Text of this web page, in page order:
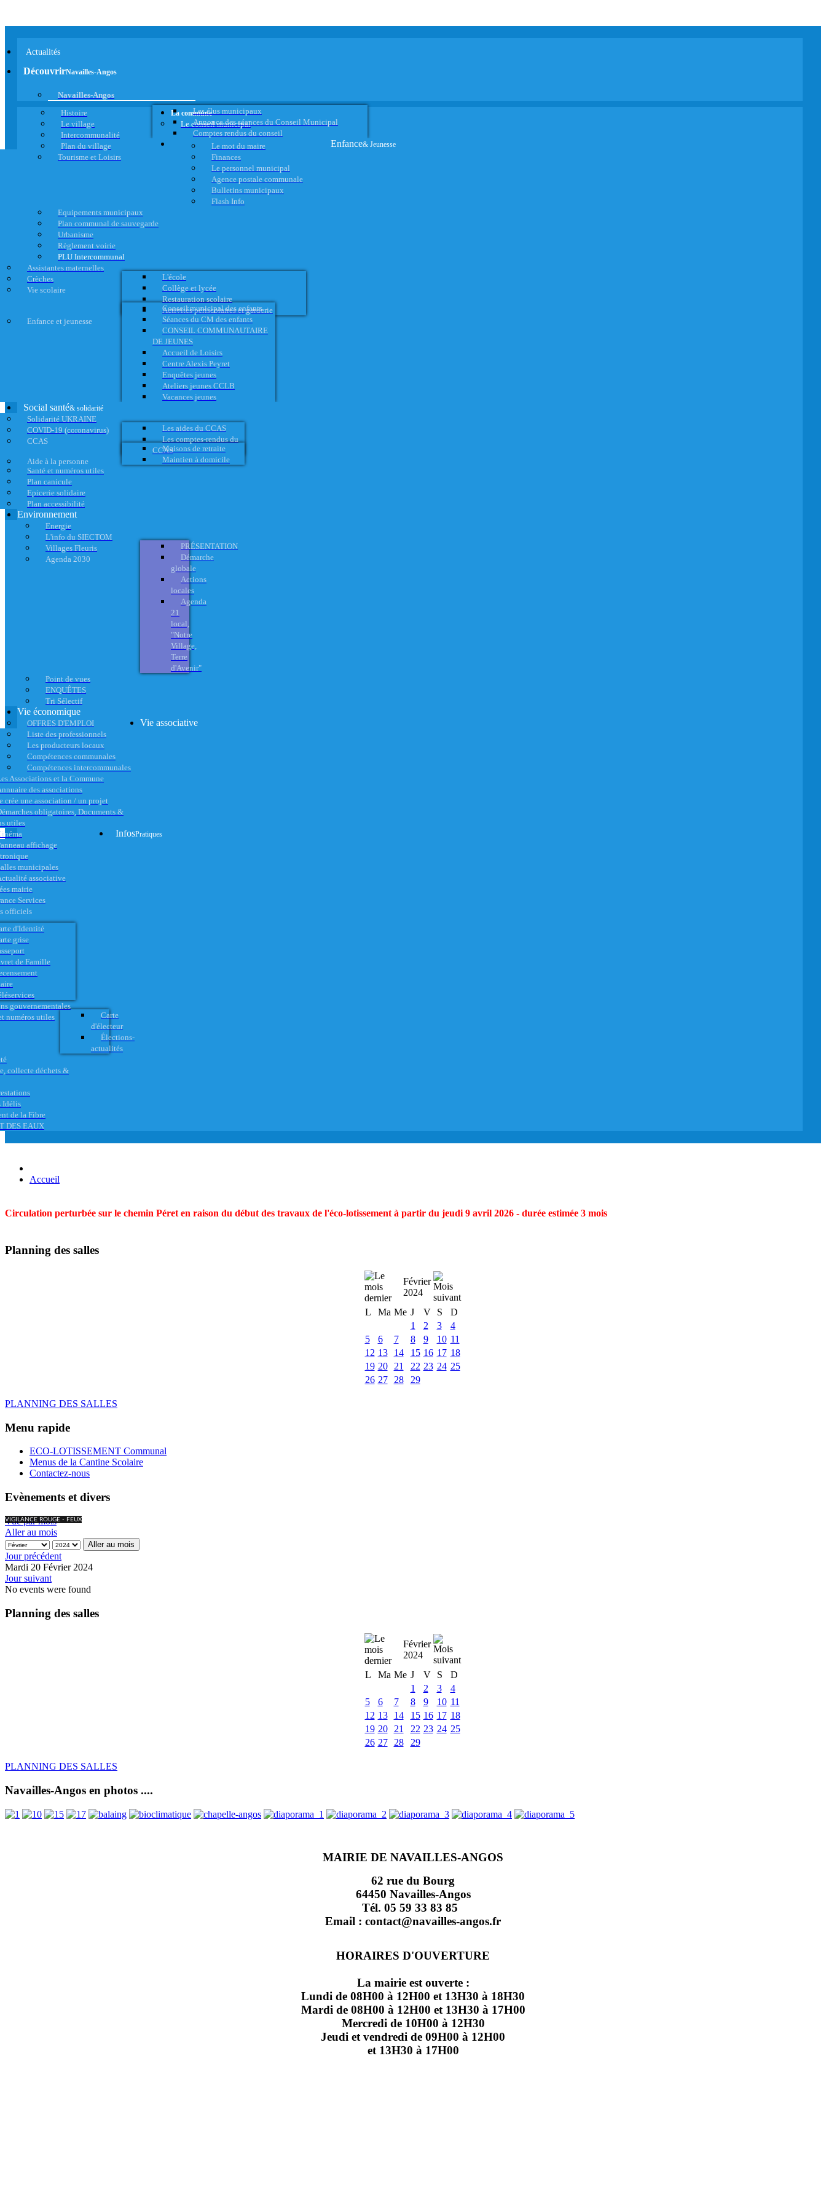
Actualités
DécouvrirNavailles-Angos
Navailles-Angos
Histoire
Le village
Intercommunalité
Plan du village
Tourisme et Loisirs
La commune
Le conseil municipal
Les élus municipaux
Annonce des séances du Conseil Municipal
Comptes rendus du conseil
Le mot du maire
Finances
Le personnel municipal
Agence postale communale
Bulletins municipaux
Flash Info
Equipements municipaux
Plan communal de sauvegarde
Urbanisme
Règlement voirie
PLU Intercommunal
Enfance& Jeunesse
Assistantes maternelles
Crèches
Vie scolaire
L'école
Collège et lycée
Restauration scolaire
Activités périscolaires et garderie
Enfance et jeunesse
Conseil municipal des enfants
Séances du CM des enfants
CONSEIL COMMUNAUTAIRE
DE JEUNES
Accueil de Loisirs
Centre Alexis Peyret
Enquêtes jeunes
Ateliers jeunes CCLB
Vacances jeunes
Social santé& solidarité
Solidarité UKRAINE
COVID-19 (coronavirus)
CCAS
Les aides du CCAS
Les comptes-rendus du
CCAS
Aide à la personne
Maisons de retraite
Maintien à domicile
Santé et numéros utiles
Plan canicule
Epicerie solidaire
Plan accessibilité
Environnement
Energie
L'info du SIECTOM
Villages Fleuris
Agenda 2030
PRÉSENTATION
Démarche
globale
Actions
locales
Agenda
21
local,
"Notre
Village,
Terre
d'Avenir"
Point de vues
ENQUÊTES
Tri Sélectif
Vie économique
OFFRES D'EMPLOI
Liste des professionnels
Les producteurs locaux
Compétences communales
Compétences intercommunales
Vie associative
Associations et la Commune
des associations
crée une association / un projet
obligatoires, Documents &
utiles
affichage
municipales
associative
InfosPratiques
mairie
Services
officiels
d'Identité
grise
de Famille
gouvernementales
numéros utiles
Carte
d'électeur
Élections-
actualités
collecte déchets &
Idélis
de la Fibre
DES EAUX
Accueil
Circulation perturbée sur le chemin Péret en raison du début des travaux de l'éco-lotissement à partir du jeudi 9 avril 2026 - durée estimée 3 mois
Planning des salles
Février
2024
L
Ma Me J V S
D
1
2 3
4
5
6 7 8 9 10 11
12 13 14 15 16 17 18
19 20 21 22 23 24 25
26 27 28 29
PLANNING DES SALLES
Menu rapide
ECO-LOTISSEMENT Communal
Menus de la Cantine Scolaire
Contactez-nous
Evènements et divers
VIGILANCE ROUGE - FEUX
Vue par mois
Aller au mois
Aller au mois
Jour précédent
Mardi 20 Février 2024
Jour suivant
No events were found
Planning des salles
Février
2024
L
Ma Me J V S
D
1
2 3
4
5
6 7 8 9 10 11
12 13 14 15 16 17 18
19 20 21 22 23 24 25
26 27 28 29
PLANNING DES SALLES
Navailles-Angos en photos ....
MAIRIE DE NAVAILLES-ANGOS
62 rue du Bourg
64450 Navailles-Angos
Tél. 05 59 33 83 85
Email : contact@navailles-angos.fr
HORAIRES D'OUVERTURE
La mairie est ouverte :
Lundi de 08H00 à 12H00 et 13H30 à 18H30
Mardi de 08H00 à 12H00 et 13H30 à 17H00
Mercredi de 10H00 à 12H30
Jeudi et vendredi de 09H00 à 12H00
et 13H30 à 17H00